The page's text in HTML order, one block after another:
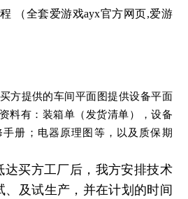
（全套爱游戏ayx官方网页,爱游
方提供的车间平面图提供设备平面
料有：装箱单（发货清单），设备
册；电器原理图等，以及质保期
达买方工厂后，我方安排技术
、及试生产，并在计划的时间